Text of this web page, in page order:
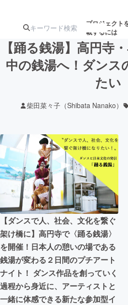
プロジェクト
載するには
注目の新着プロ募
テクノロジー・ガジェット
映像・映画
ビジネス・起業
まちづくり・地域活性化
CAMPFIRE for Social Good
CAMPFIREふるさと納税
【踊る銭湯】高円寺
中の銭湯へ！ダンス
たい
柴田菜々子（Shibata Nanako）
【ダンスで人、社会、文化を繋ぐ
架け橋に】高円寺で〈踊る銭湯〉
を開催！日本人の憩いの場である
銭湯が変わる２日間のプチアート
ナイト！ ダンス作品を創っていく
過程から身近に、アーティストと
一緒に体感できる新たな参加型イ